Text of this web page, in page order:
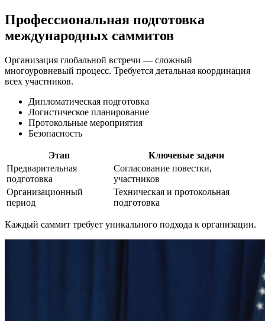
Профессиональная подготовка
международных саммитов
Организация глобальной встречи — сложный
многоуровневый процесс. Требуется детальная координация
всех участников.
Дипломатическая подготовка
Логистическое планирование
Протокольные мероприятия
Безопасность
Этап
Ключевые задачи
Предварительная
подготовка
Согласование повестки,
участников
Организационный
период
Техническая и протокольная
подготовка
Каждый саммит требует уникального подхода к организации.